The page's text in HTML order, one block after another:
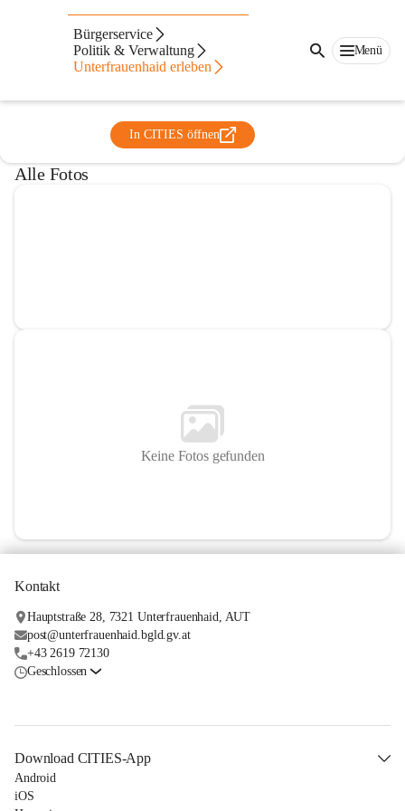
Bürgerservice
Politik & Verwaltung
Unterfrauenhaid erleben
Menü
Pfarrgemeinde
Unterfrauenhaid/Lackendorf
@pfarrgemeinde-unterfrauenhaid
In CITIES öffnen
Alle Fotos
Keine Fotos gefunden
Kontakt
Hauptstraße 28, 7321 Unterfrauenhaid, AUT
post@unterfrauenhaid.bgld.gv.at
+43 2619 72130
Geschlossen
Download CITIES-App
Android
iOS